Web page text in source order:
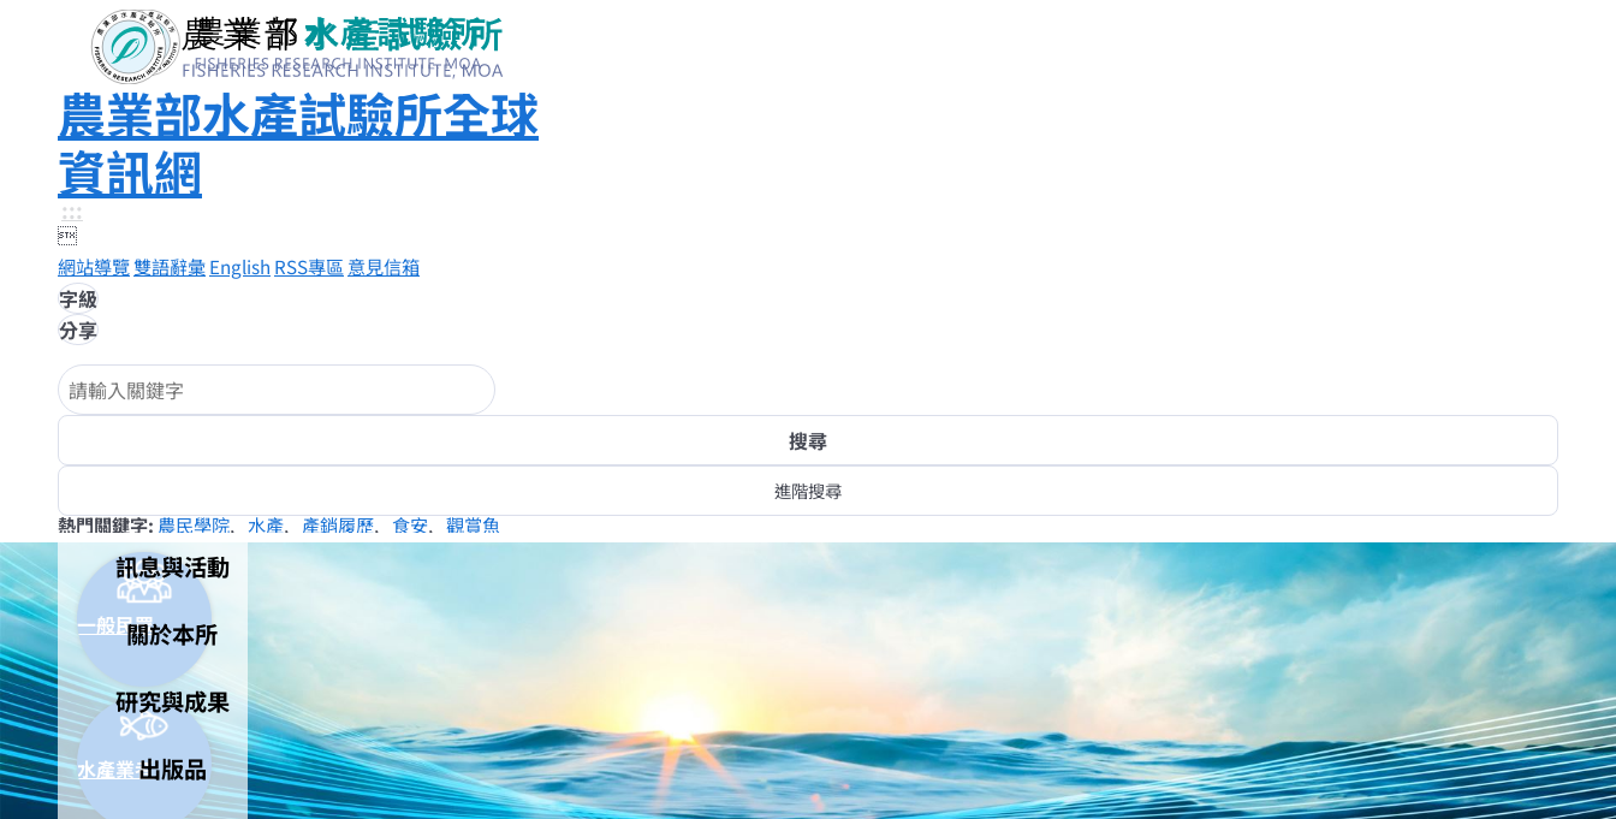
農業部水產試驗所全球
資訊網
:::

網站導覽雙語辭彙English RSS專區 意見信箱
字級
分享
熱門關鍵字 農民學院 水產 產銷履歷 食安 觀賞魚
訊息與活動
關於本所
研究與成果
出版品
一般民眾
水產業者